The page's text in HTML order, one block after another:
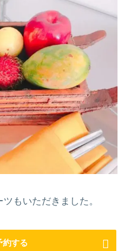
もいただきました。
する